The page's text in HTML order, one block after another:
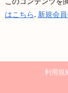
はこちら. 新規会
利用規